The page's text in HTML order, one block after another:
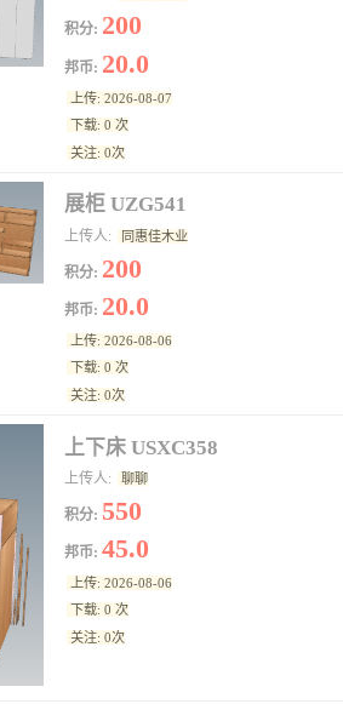
积分: 200
邦币: 20.0
上传: 2026-08-07
下载: 0 次
关注: 0次
展柜 UZG541
上传人: 同惠佳木业
积分: 200
邦币: 20.0
上传: 2026-08-06
下载: 0 次
关注: 0次
上下床 USXC358
上传人: 聊聊
积分: 550
邦币:45.0
上传: 2026-08-06
下载: 0 次
关注: 0次